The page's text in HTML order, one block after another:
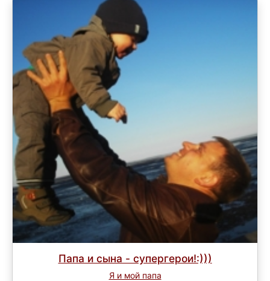
Папа и сына - супергерои!:)))
Я и мой папа